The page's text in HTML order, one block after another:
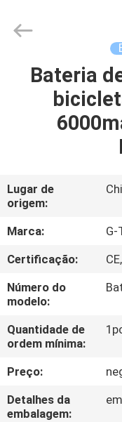
PARA
SOBRE
NÓS
VISITA
À
FÁBRICA
CONTROLE
DE
QUALIDADE
POWER
GROUP.
Bateria
Lugar de
origem:
Marca:
G-
Certificação:
Número do
modelo:
Quantidade de
ordem mínima:
Preço:
Detalhes da
embalagem: